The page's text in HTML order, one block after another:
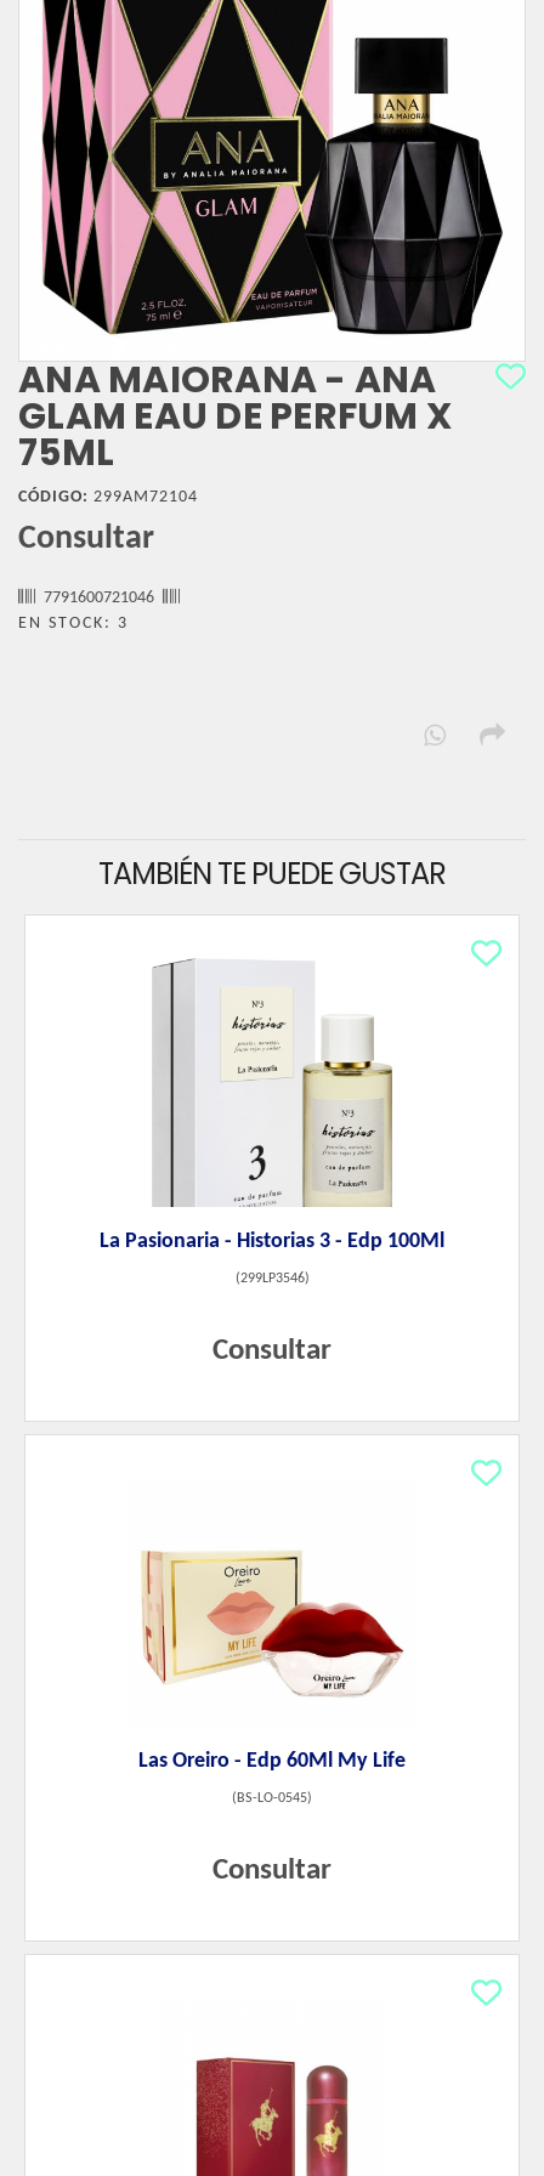
ANA MAIORANA - ANA
GLAM EAU DE PERFUM X
75ML
CÓDIGO: 299AM72104
Consultar
7791600721046
EN STOCK: 3
TAMBIÉN TE PUEDE GUSTAR
La Pasionaria - Historias 3 - Edp 100Ml
(299LP3546)
Consultar
Las Oreiro - Edp 60Ml My Life
( BS-LO-0545)
Consultar